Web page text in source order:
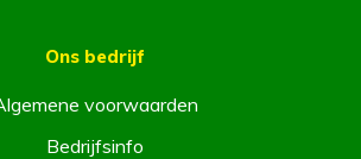
Ons bedrijf
voorwaarden
Bedrijfsinfo